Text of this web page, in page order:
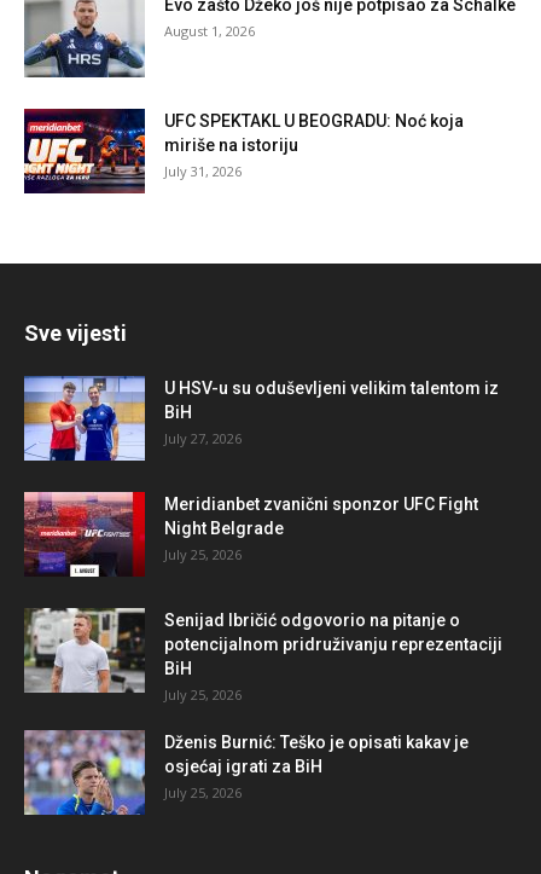
Evo zašto Džeko još nije potpisao za Schalke
August 1, 2026
UFC SPEKTAKL U BEOGRADU: Noć koja
miriše na istoriju
July 31, 2026
Sve vijesti
U HSV-u su oduševljeni velikim talentom iz
BiH
July 27, 2026
Meridianbet zvanični sponzor UFC Fight
Night Belgrade
July 25, 2026
Senijad Ibričić odgovorio na pitanje o
potencijalnom pridruživanju reprezentaciji
BiH
July 25, 2026
Dženis Burnić: Teško je opisati kakav je
osjećaj igrati za BiH
July 25, 2026